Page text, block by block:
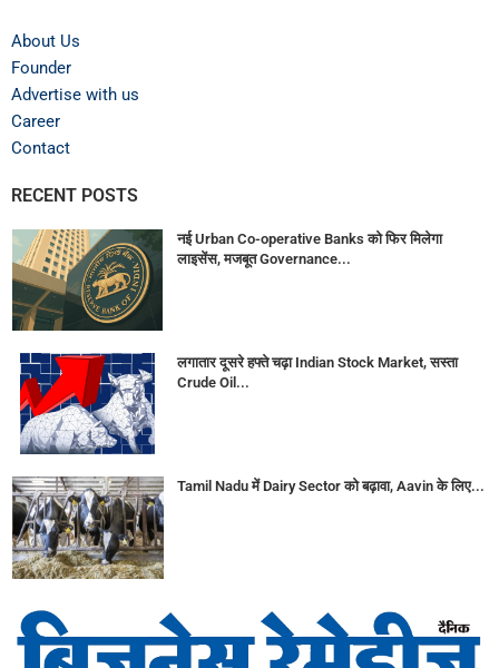
About Us
Founder
Advertise with us
Career
Contact
RECENT POSTS
नई Urban Co-operative Banks को फिर मिलेगा
लाइसेंस, मजबूत Governance...
लगातार दूसरे हफ्ते चढ़ा Indian Stock Market, सस्ता
Crude Oil...
Tamil Nadu में Dairy Sector को बढ़ावा, Aavin के लिए...